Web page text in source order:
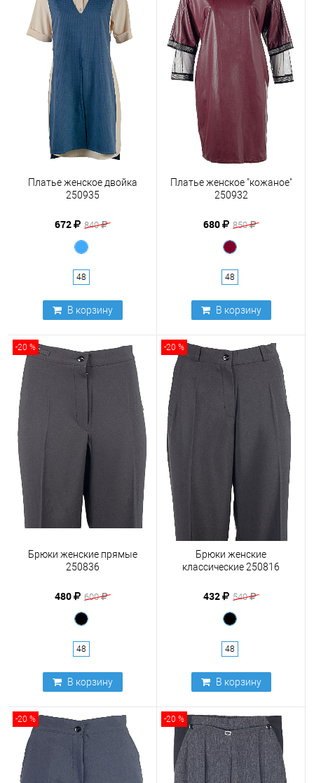
Платье женское двойка
250935
672 840
48
В корзину
Платье женское "кожаное"
250932
680 850
48
В корзину
-20 %
Брюки женские прямые
250836
480 600
48
В корзину
-20 %
Брюки женские
классические 250816
432 540
48
В корзину
-20 % -20 %